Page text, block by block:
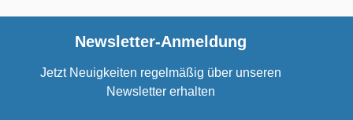
Newsletter-Anmeldung
Jetzt Neuigkeiten regelmäßig über unseren
Newsletter erhalten